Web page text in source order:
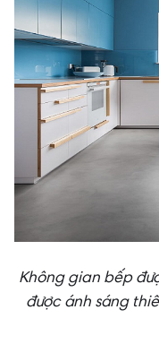
Không gian bếp
được ánh sáng